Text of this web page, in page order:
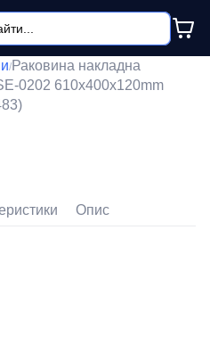
/Раковина накладна
0202 610х400х120mm
Опис